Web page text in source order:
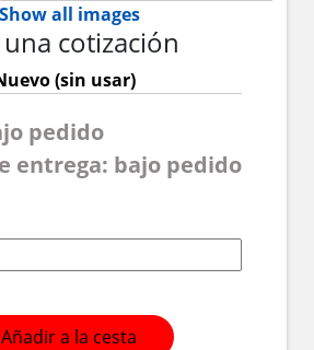
Show all images
cotización
(sin usar)
pedido
entrega: bajo pedido
Añadir a la cesta